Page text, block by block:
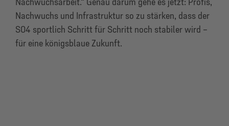
Nachwuchs und Infrastruktur so zu stärken, dass der
S04 sportlich Schritt für Schritt noch stabiler wird –
für eine königsblaue Zukunft.